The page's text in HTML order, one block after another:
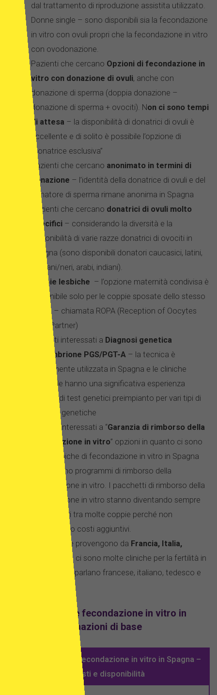
dal trattamento di riproduzione assistita utilizzato.
Donne single – sono disponibili sia la fecondazione
in vitro con ovuli propri che la fecondazione in vitro
con ovodonazione.
Pazienti che cercano Opzioni di fecondazione in
vitro con donazione di ovuli, anche con
donazione di sperma (doppia donazione –
donazione di sperma + ovociti). Non ci sono tempi
di attesa – la disponibilità di donatrici di ovuli è
eccellente e di solito è possibile l’opzione di
“donatrice esclusiva”
Pazienti che cercano anonimato in termini di
donazione – l’identità della donatrice di ovuli e del
donatore di sperma rimane anonima in Spagna
Pazienti che cercano donatrici di ovuli molto
specifici – considerando la diversità e la
disponibilità di varie razze donatrici di ovociti in
Spagna (sono disponibili donatori caucasici, latini,
africani/neri, arabi, indiani).
coppie lesbiche – l’opzione maternità condivisa è
disponibile solo per le coppie sposate dello stesso
sesso – chiamata ROPA (Reception of Oocytes
from Partner)
Pazienti interessati a Diagnosi genetica
dell’embrione PGS/PGT-A – la tecnica è
ampiamente utilizzata in Spagna e le cliniche
spagnole hanno una significativa esperienza
nell’uso di test genetici preimpianto per vari tipi di
malattie genetiche
Pazienti interessati a “Garanzia di rimborso della
fecondazione in vitro” opzioni in quanto ci sono
molte cliniche di fecondazione in vitro in Spagna
che offrono programmi di rimborso della
fecondazione in vitro. I pacchetti di rimborso della
fecondazione in vitro stanno diventando sempre
più popolari tra molte coppie perché non
comportano costi aggiuntivi.
Pazienti che provengono da Francia, Italia,
– ci sono molte cliniche per la fertilità in
Spagna che parlano francese, italiano, tedesco e
Ovodonazione e fecondazione in vitro in
Spagna – informazioni di base
Ovodonazione e fecondazione in vitro in Spagna –
costi e disponibilità